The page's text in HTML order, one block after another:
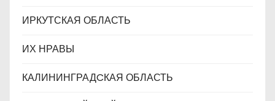
ИРКУТСКАЯ ОБЛАСТЬ
ИХ НРАВЫ
КАЛИНИНГРАДCКАЯ ОБЛАСТЬ